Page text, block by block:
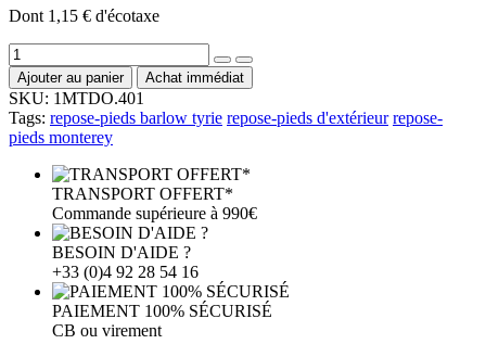
Dont 1,15 € d'écotaxe
Ajouter au panier Achat immédiat
SKU: 1MTDO.401
Tags: repose-pieds barlow tyrie repose-pieds d'extérieur repose-
pieds monterey
TRANSPORT OFFERT*
Commande supérieure à 990€
BESOIN D'AIDE ?
+33 (0)4 92 28 54 16
PAIEMENT 100% SÉCURISÉ
CB ou virement